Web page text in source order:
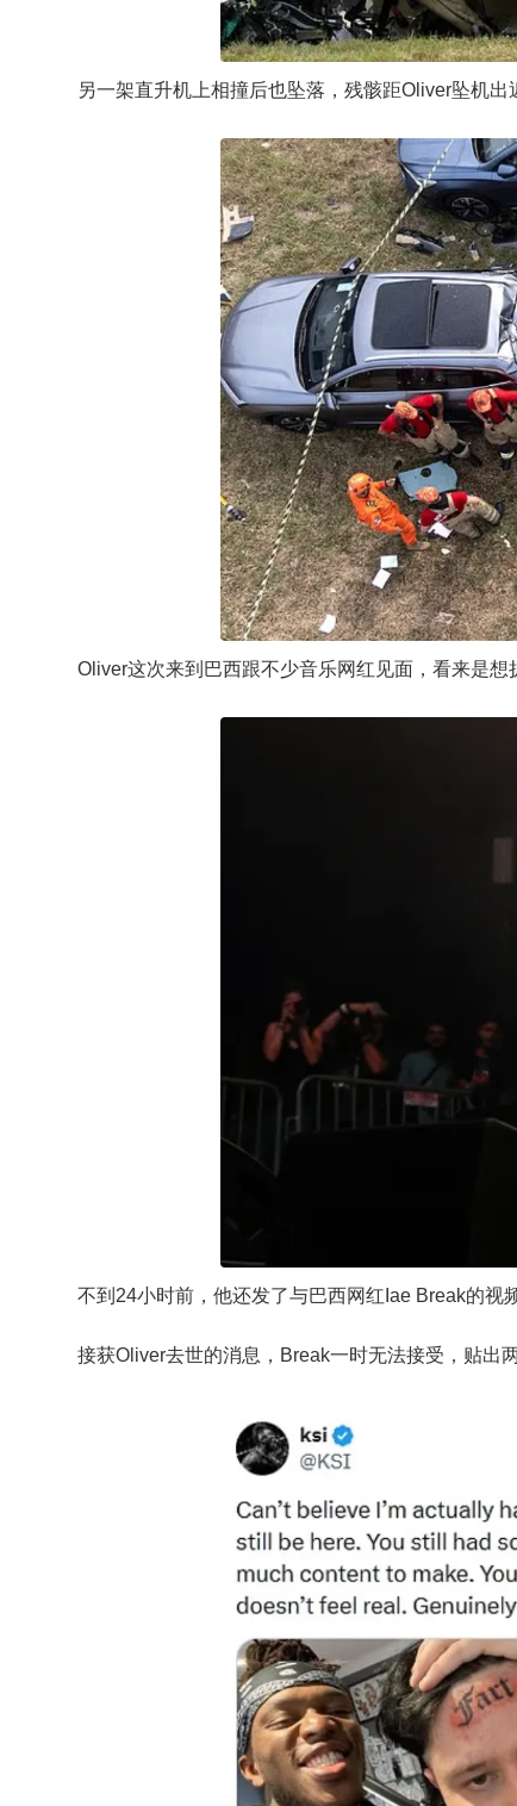
另一架直升机上相撞后也坠落，残骸距Oliver坠机出
Oliver这次来到巴西跟不少音乐网红见面，看来是
不到24小时前，他还发了与巴西网红Iae Break的视
接获Oliver去世的消息，Break一时无法接受，贴出